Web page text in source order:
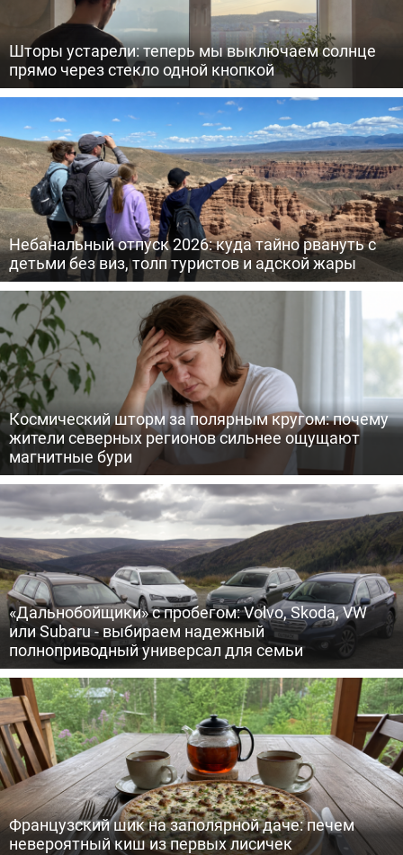
Шторы устарели: теперь мы выключаем солнце
прямо через стекло одной кнопкой
Небанальный отпуск 2026: куда тайно рвануть с
детьми без виз, толп туристов и адской жары
Космический шторм за полярным кругом: почему
жители северных регионов сильнее ощущают
магнитные бури
«Дальнобойщики» с пробегом: Volvo, Skoda, VW
или Subaru - выбираем надежный
полноприводный универсал для семьи
Французский шик на заполярной даче: печем
невероятный киш из первых лисичек